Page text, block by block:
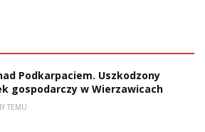
Podkarpaciem. Uszkodzony
gospodarczy w Wierzawicach
TEMU